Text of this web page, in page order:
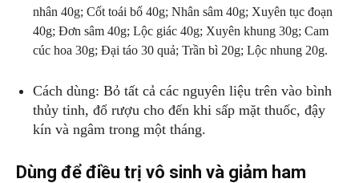
nhân 40g; Cốt toái bổ 40g; Nhân sâm 40g; Xuyên tục đoạn
40g; Đơn sâm 40g; Lộc giác 40g; Xuyên khung 30g; Cam
cúc hoa 30g; Đại táo 30 quả; Trần bì 20g; Lộc nhung 20g.
Cách dùng: Bỏ tất cả các nguyên liệu trên vào bình
thủy tinh, đổ rượu cho đến khi sấp mặt thuốc, đậy
kín và ngâm trong một tháng.
Dùng để điều trị vô sinh và giảm ham